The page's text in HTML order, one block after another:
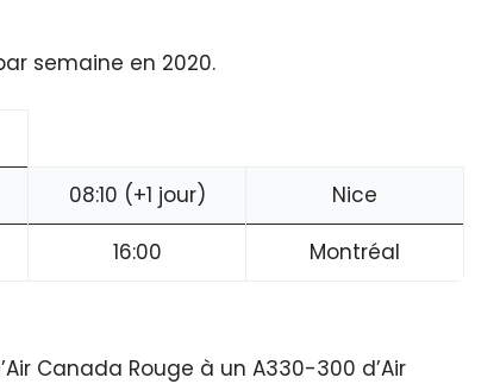
semaine en 2020.
08:10 (+1 jour)
Nice
16:00 Montréal
Canada Rouge à un A330-300 d’Air